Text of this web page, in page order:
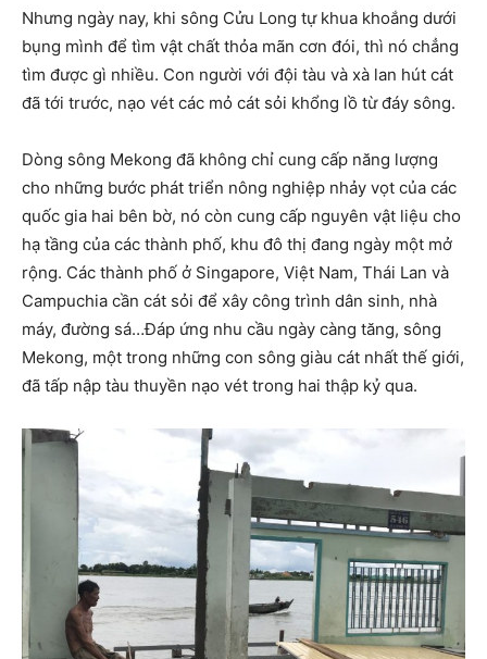
Nhưng ngày nay, khi sông Cửu Long tự khua khoắng dưới
bụng mình để tìm vật chất thỏa mãn cơn đói, thì nó chẳng
tìm được gì nhiều. Con người với đội tàu và xà lan hút cát
đã tới trước, nạo vét các mỏ cát sỏi khổng lồ từ đáy sông.
Dòng sông Mekong đã không chỉ cung cấp năng lượng
cho những bước phát triển nông nghiệp nhảy vọt của các
quốc gia hai bên bờ, nó còn cung cấp nguyên vật liệu cho
hạ tầng của các thành phố, khu đô thị đang ngày một mở
rộng. Các thành phố ở Singapore, Việt Nam, Thái Lan và
Campuchia cần cát sỏi để xây công trình dân sinh, nhà
máy, đường sá…Đáp ứng nhu cầu ngày càng tăng, sông
Mekong, một trong những con sông giàu cát nhất thế giới,
đã tấp nập tàu thuyền nạo vét trong hai thập kỷ qua.